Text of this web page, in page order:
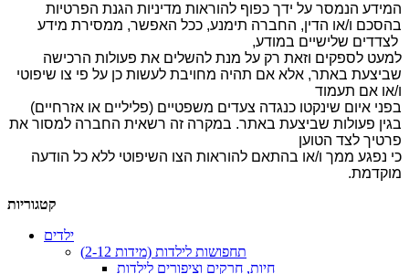
המידע הנמסר על ידך כפוף להוראות מדיניות הגנת הפרטיות
בהסכם ו/או הדין, החברה תימנע, ככל האפשר, ממסירת מידע
לצדדים שלישיים במודע,
למעט לספקים וזאת רק על מנת להשלים את פעולות הרכישה
שביצעת באתר, אלא אם תהיה מחויבת לעשות כן על פי צו שיפוטי
ו/או אם תעמוד
בפני איום שינקטו כנגדה צעדים משפטיים (פליליים או אזרחיים)
בגין פעולות שביצעת באתר. במקרה זה רשאית החברה למסור את
פרטיך לצד הטוען
כי נפגע ממך ו/או בהתאם להוראות הצו השיפוטי ללא כל הודעה
מוקדמת.
קטגוריות
ילדים
תחפושות לילדות (מידות 2-12)
חיות, חרקים וציפורים לילדות